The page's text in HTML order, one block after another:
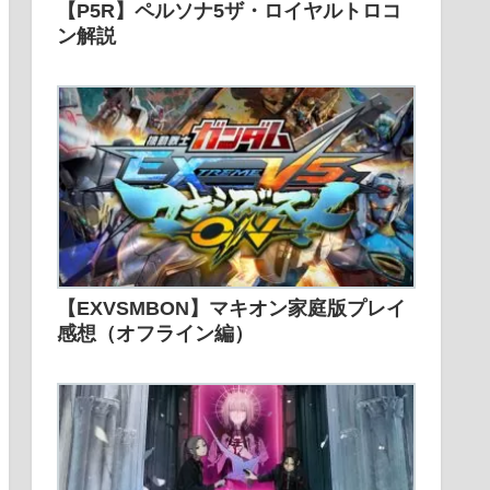
【P5R】ペルソナ5ザ・ロイヤルトロコ
ン解説
【EXVSMBON】マキオン家庭版プレイ
感想（オフライン編）